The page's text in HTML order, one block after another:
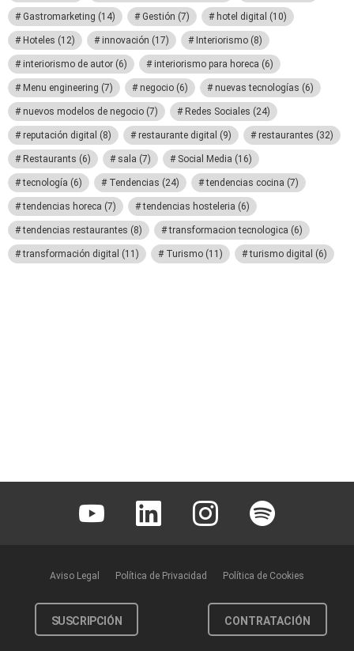
Gastromarketing (14) Gestión (7) hotel digital (10)
Hoteles (12) innovación (17) Interiorismo (8)
interiorismo de autor (6) interiorismo para horeca (6)
Menu engineering (7) negocio (6) nuevas tecnologías (6)
nuevos modelos de negocio (7) Redes Sociales (24)
reputación digital (8) restaurante digital (9) restaurantes (32)
Restaurants (6) sala (7) Social Media (16)
tecnología (6) Tendencias (24) tendencias cocina (7)
tendencias horeca (7) tendencias hosteleria (6)
tendencias restaurantes (8) transformacion tecnologica (6)
transformación digital (11) Turismo (11) turismo digital (6)
Youtube Linkedin Instagram Spotify
Aviso Legal Política de Privacidad Política de Cookies
SUSCRIPCIÓN CONTRATACIÓN